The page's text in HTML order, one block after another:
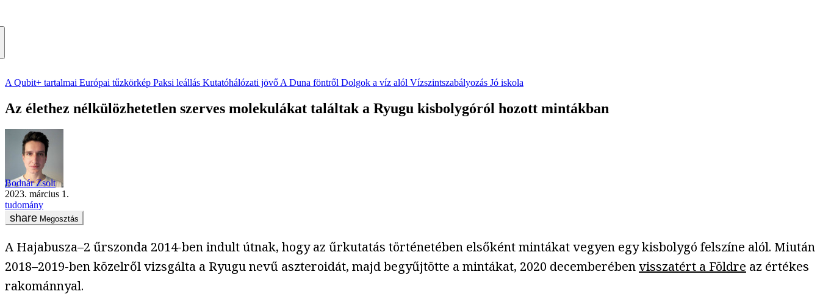
A Qubit+ tartalmai Európai tűzkörkép Paksi leállás Kutatóhálózati jövő A Duna föntről Dolgok a víz alól Vízszintszabályozás Jó iskola
Az élethez nélkülözhetetlen szerves molekulákat találtak a Ryugu kisbolygóról hozott mintákban
Bodnár Zsolt
2023. március 1.
tudomány
Megosztás
A Hajabusza–2 űrszonda 2014-ben indult útnak, hogy az űrkutatás történetében elsőként mintákat vegyen egy kisbolygó felszíne alól. Miután
2018–2019-ben közelről vizsgálta a Ryugu nevű aszteroidát, majd begyűjtötte a mintákat, 2020 decemberébenvisszatért a Földre az értékes
rakománnyal.